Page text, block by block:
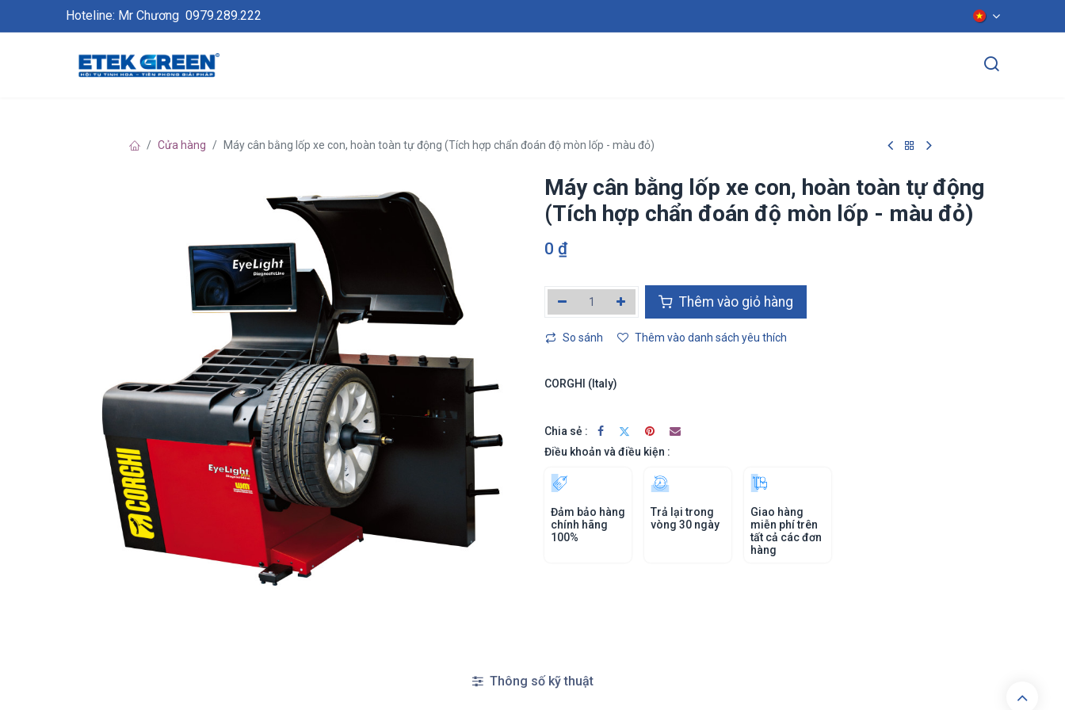
Hoteline: Mr Chương 0979.289.222
Cửa hàng Máy cân bằng lốp xe con, hoàn toàn tự động (Tích hợp chẩn đoán độ mòn lốp - màu đỏ)
Máy cân bằng lốp xe con, hoàn toàn tự động
(Tích hợp chẩn đoán độ mòn lốp - màu đỏ)
0 ₫
Thêm vào giỏ hàn​​​​g
So sánh Thêm vào danh sách yêu thích
CORGHI (Italy)
Chia sẻ :
Điều khoản và điều kiện :
Đảm bảo hàng
chính hãng
100%
Trả lại trong
vòng 30 ngày
Giao hàng
miễn phí trên
tất cả các đơn
hàng
Thông số kỹ thuật